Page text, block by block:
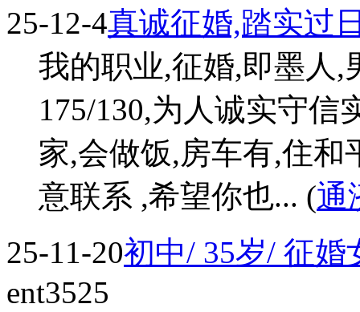
25-12-4真诚征婚,踏实过
我的职业,征婚,即墨人,
175/130,为人诚实守信
家,会做饭,房车有,住
意联系 ,希望你也... (通
25-11-20初中/ 35岁/ 征婚
ent3525